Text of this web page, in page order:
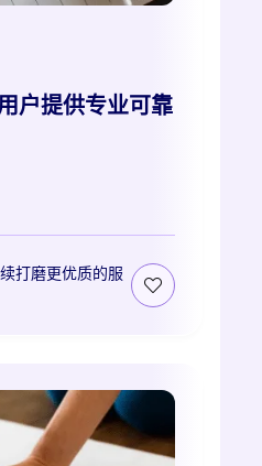
户提供专业可靠
打磨更优质的服